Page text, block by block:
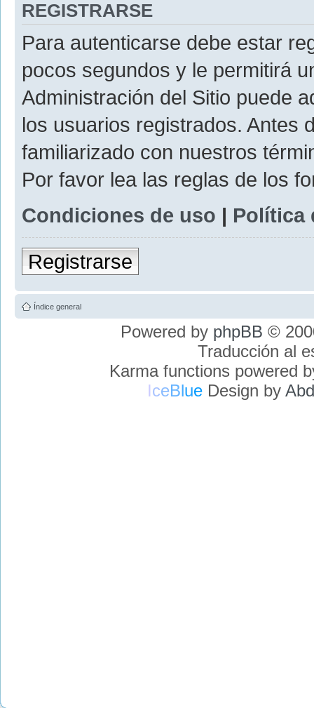
REGISTRARSE
Para autenticarse debe estar
pocos segundos y le permitirá
Administración del Sitio puede
los usuarios registrados. Antes
familiarizado con nuestros
Por favor lea las reglas de los
Condiciones de uso | Política
Registrarse
Índice general
Powered by phpBB ©
Traducción al
Karma functions powered
IceBlueDesign by